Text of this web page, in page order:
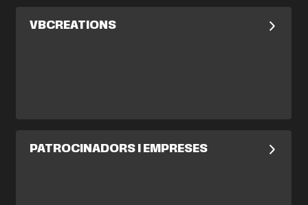
VBCREATIONS
PATROCINADORS I EMPRESES